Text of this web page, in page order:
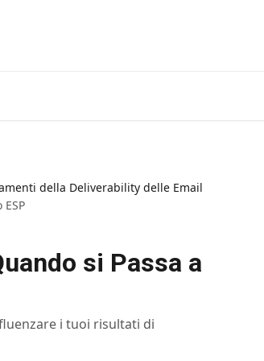
della Deliverability delle Email
si Passa a
i tuoi risultati di